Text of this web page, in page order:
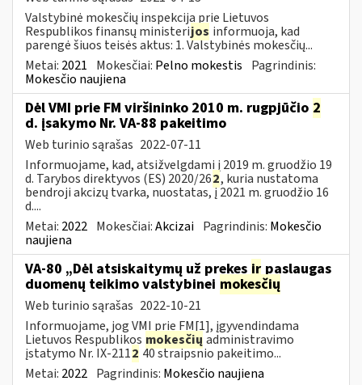
Valstybinė mokesčių inspekcija prie Lietuvos
Respublikos finansų ministerijos informuoja, kad
parengė šiuos teisės aktus: 1. Valstybinės mokesčių...
Metai: 2021 Mokesčiai: Pelno mokestis Pagrindinis:
Mokesčio naujiena
Dėl VMI prie FM viršininko 2010 m. rugpjūčio 2
d. įsakymo Nr. VA-88 pakeitimo
Web turinio sąrašas 2022-07-11
Informuojame, kad, atsižvelgdami į 2019 m. gruodžio 19
d. Tarybos direktyvos (ES) 2020/262, kuria nustatoma
bendroji akcizų tvarka, nuostatas, į 2021 m. gruodžio 16
d....
Metai: 2022 Mokesčiai:Akcizai Pagrindinis: Mokesčio
naujiena
VA-80 „Dėl atsiskaitymų už prekes ir paslaugas
duomenų teikimo valstybinei mokesčių
Web turinio sąrašas 2022-10-21
Informuojame, jog VMI prie FM[1], įgyvendindama
Lietuvos Respublikos mokesčių administravimo
įstatymo Nr. IX-2112 40 straipsnio pakeitimo...
Metai: 2022 Pagrindinis: Mokesčio naujiena